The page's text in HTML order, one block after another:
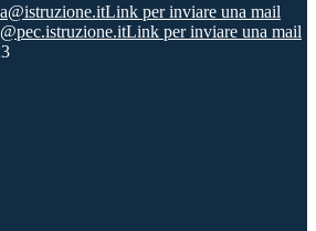
Link per inviare una mail
Link per inviare una mail